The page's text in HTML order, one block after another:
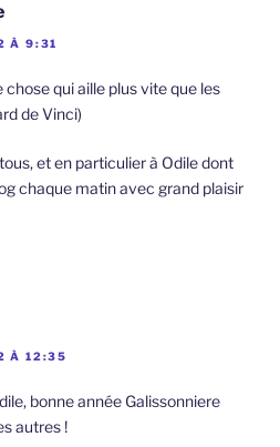
À 9:31
chose qui aille plus vite que les
de Vinci)
et en particulier à Odile dont
chaque matin avec grand plaisir
À 12:35
bonne année Galissonniere
autres !